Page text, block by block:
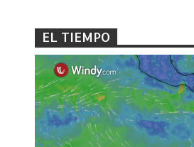
EL TIEMPO